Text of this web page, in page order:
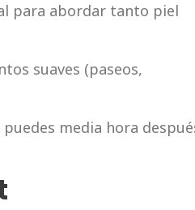
para abordar tanto piel
suaves (paseos,
media hora